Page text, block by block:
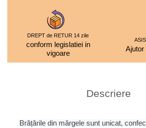
DREPT de RETUR 14 zile
conform legislatiei in
vigoare
Ajutor
Descriere
Brățările din mărgele sunt unicat,